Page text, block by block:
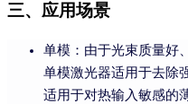
三、应用场景
单模：由于光束质量好
单模激光器适用于去除
适用于对热输入敏感的